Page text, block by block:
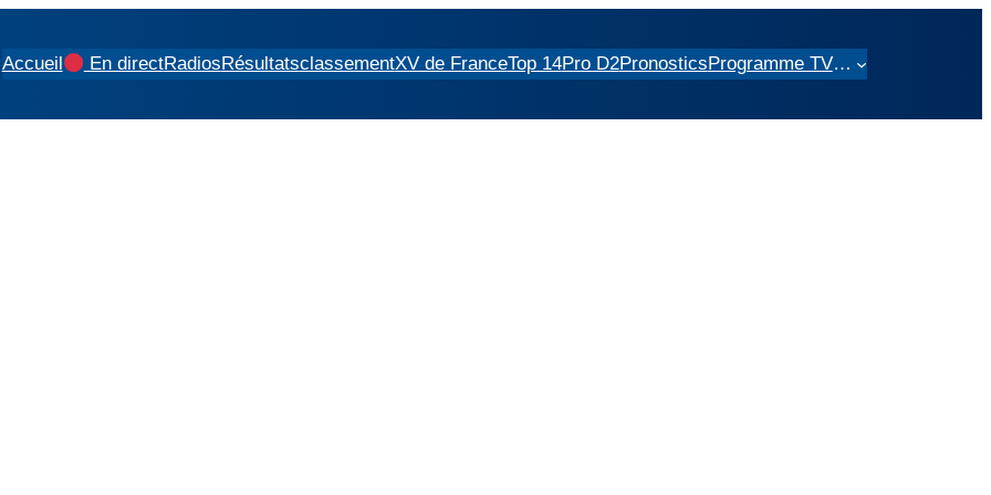
Accueil En directRadiosRésultatsclassementXV de FranceTop 14Pro D2PronosticsProgramme TV…